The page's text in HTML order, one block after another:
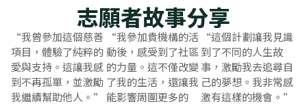
志願者故事分享
“我曾參加這個慈善
項目，體驗了純粹的
愛與支持。這讓我感
到不再孤單，並激勵
我繼續幫助他人。”
“我參加貴機構的活
動後，感受到了社區
的力量。這不僅改變
了我的生活，還讓我
能影響周圍更多的
“這個計劃讓我見識
到了不同的人生故
事，激勵我去追尋自
己的夢想。我非常感
激有這樣的機會。”